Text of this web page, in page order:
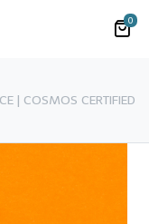
0
| COSMOS CERTIFIED